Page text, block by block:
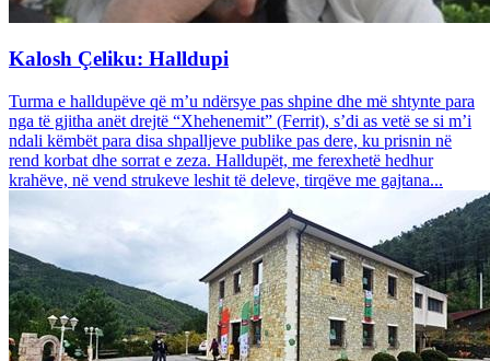
Kalosh Çeliku: Halldupi
Turma e halldupëve që m’u ndërsye pas shpine dhe më shtynte para
nga të gjitha anët drejtë “Xhehenemit” (Ferrit), s’di as vetë se si m’i
ndali këmbët para disa shpalljeve publike pas dere, ku prisnin në
rend korbat dhe sorrat e zeza. Halldupët, me ferexhetë hedhur
krahëve, në vend strukeve leshit të deleve, tirqëve me gajtana...